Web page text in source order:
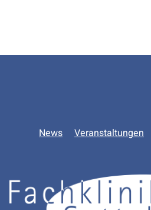
News Veranstaltungen